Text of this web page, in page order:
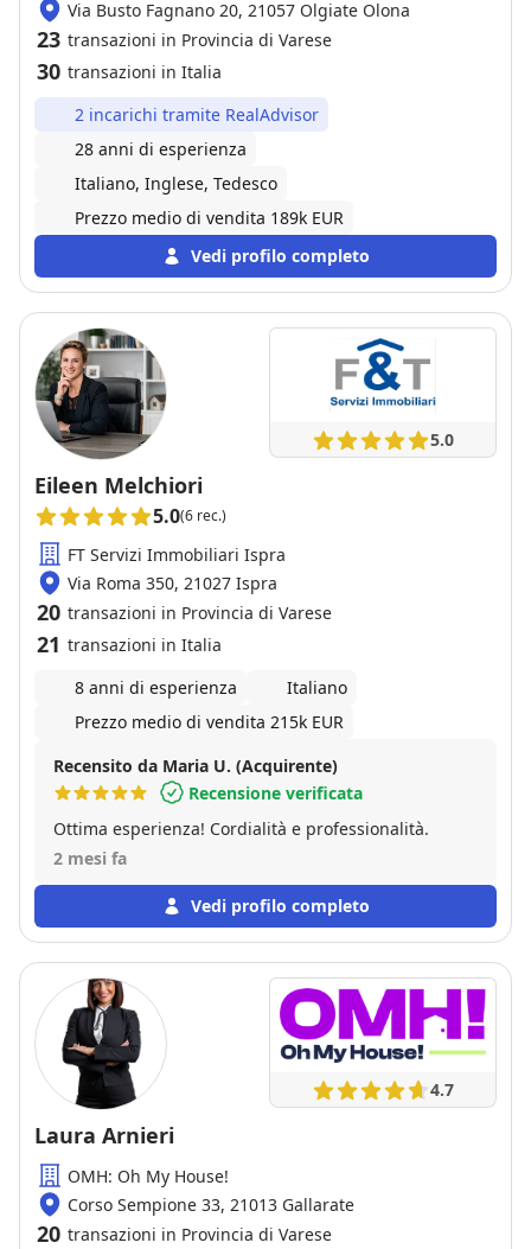
Via Busto Fagnano 20, 21057 Olgiate Olona
23 transazioni in Provincia di Varese
30 transazioni in Italia
2 incarichi tramite RealAdvisor
28 anni di esperienza
Italiano, Inglese, Tedesco
Prezzo medio di vendita 189k EUR
Vedi profilo completo
5.0
Eileen Melchiori
5.0(6 rec.)
FT Servizi Immobiliari Ispra
Via Roma 350, 21027 Ispra
20 transazioni in Provincia di Varese
21 transazioni in Italia
8 anni di esperienza
Italiano
Prezzo medio di vendita 215k EUR
Recensito da Maria U. (Acquirente)
Recensione verificata
Ottima esperienza! Cordialità e professionalità.
2 mesi fa
Vedi profilo completo
4.7
Laura Arnieri
OMH: Oh My House!
Corso Sempione 33, 21013 Gallarate
20 transazioni in Provincia di Varese